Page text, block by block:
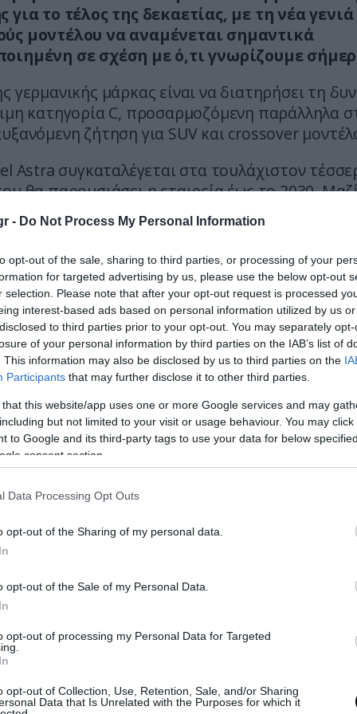
- Do Not Process My Personal Information
opt-out of the sale, sharing to third parties, or processing of your
for targeted advertising by us, please use the below opt-out
selection. Please note that after your opt-out request is processed
interest-based ads based on personal information utilized by us
to third parties prior to your opt-out. You may separately
of your personal information by third parties on the IAB’s list of
This information may also be disclosed by us to third parties on the
Participants that may further disclose it to other third parties.
that this website/app uses one or more Google services and may
but not limited to your visit or usage behaviour. You may
to Google and its third-party tags to use your data for below
consent section.
Data Processing Opt Outs
opt-out of the Sharing of my personal data.
opt-out of the Sale of my Personal Data.
opt-out of processing my Personal Data for Targeted
opt-out of Collection, Use, Retention, Sale, and/or Sharing
Data that Is Unrelated with the Purposes for which it
για το τέλος της δεκαετίας, με τη νέα
μοντέλου να αναμένεται σημαντικά
σε σχέση με ό,τι γνωρίζουμε
γερμανικής μάρκας είναι να διατηρήσει τη
κατηγορία C, προσαρμοζόμενη παράλληλα
ζήτηση για SUV και crossover
Astra συγκαταλέγεται στα τουλάχιστον
θα παρουσιάσει η εταιρεία έως το 2030.
εμφάνισή τους η επόμενη γενιά του Corsa, ένα
σε συνεργασία με τη Leapmotor, καθώς
μοντέλο που εκτιμάται ότι θα αντικαταστήσει
Mokka.
του νέου Astra θα πραγματοποιείται στο
της Γερμανίας, ενώ το μοντέλο θα
πλατφόρμα STLA One του ομίλου Stellantis. Η
αυτή έχει σχεδιαστεί ώστε να υποστηρίζει
όσο και υβριδικά συστήματα κίνησης και θα
από τα μελλοντικά ευρωπαϊκά μοντέλα του
δεν έχει ανακοινώσει ακόμη συγκεκριμένη
το πρόσφατα ανανεωμένο Astra μόλις
του πορεία στις αγορές, γεγονός που
του απέχει τουλάχιστον τρία χρόνια.
πάψει να είναι ένα κλασικό χάτσμπακ
σε βρετανικά μέσα ενημέρωσης, ο CEO της Opel,
σαφείς αιχμές για μια σημαντική αλλαγή
Astra.
η εξέλιξη της αγοράς παίζει καθοριστικό
ενός τόσο καθιερωμένου μοντέλου. Σύμφωνα με
χάτσμπακ τμήμα της αγοράς συνεχίζει να
καθώς ολοένα και περισσότεροι